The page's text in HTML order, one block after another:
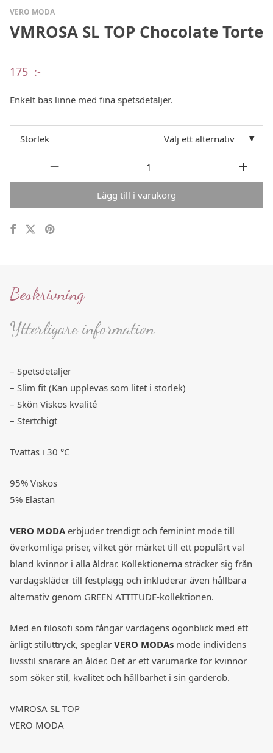
VERO MODA
VMROSA SL TOP Chocolate Torte
175 :-
Enkelt bas linne med fina spetsdetaljer.
Storlek Välj ett alternativ
Lägg till i varukorg
Beskrivning
Ytterligare information
– Spetsdetaljer
– Slim fit (Kan upplevas som litet i storlek)
– Skön Viskos kvalité
– Stertchigt
Tvättas i 30 °C
95% Viskos
5% Elastan
VERO MODA erbjuder trendigt och feminint mode till
överkomliga priser, vilket gör märket till ett populärt val
bland kvinnor i alla åldrar. Kollektionerna sträcker sig från
vardagskläder till festplagg och inkluderar även hållbara
alternativ genom GREEN ATTITUDE-kollektionen.
Med en filosofi som fångar vardagens ögonblick med ett
ärligt stiluttryck, speglar VERO MODAs mode individens
livsstil snarare än ålder. Det är ett varumärke för kvinnor
som söker stil, kvalitet och hållbarhet i sin garderob.
VMROSA SL TOP
VERO MODA